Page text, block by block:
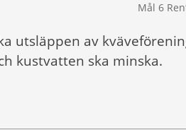
Mål 6
utsläppen av
kustvatten ska minska.